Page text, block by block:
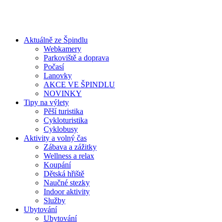
Aktuálně ze Špindlu
Webkamery
Parkoviště a doprava
Počasí
Lanovky
AKCE VE ŠPINDLU
NOVINKY
Tipy na výlety
Pěší turistika
Cykloturistika
Cyklobusy
Aktivity a volný čas
Zábava a zážitky
Wellness a relax
Koupání
Dětská hřiště
Naučné stezky
Indoor aktivity
Služby
Ubytování
Ubytování